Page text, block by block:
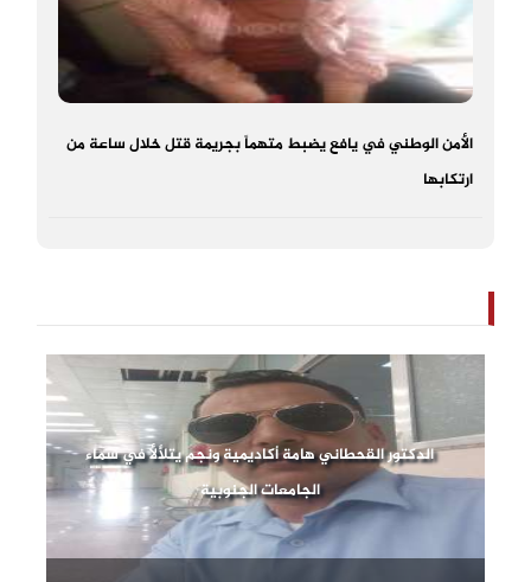
الأمن الوطني في يافع يضبط متهماً بجريمة قتل خلال ساعة من
ارتكابها
الدكتور القحطاني هامة أكاديمية ونجم يتلألأ في سماء
الجامعات الجنوبية